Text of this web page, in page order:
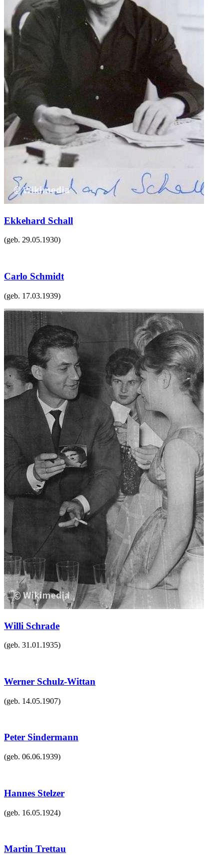
Ekkehard Schall
(geb. 29.05.1930)
Carlo Schmidt
(geb. 17.03.1939)
Willi Schrade
(geb. 31.01.1935)
Werner Schulz-Wittan
(geb. 14.05.1907)
Peter Sindermann
(geb. 06.06.1939)
Hannes Stelzer
(geb. 16.05.1924)
Martin Trettau